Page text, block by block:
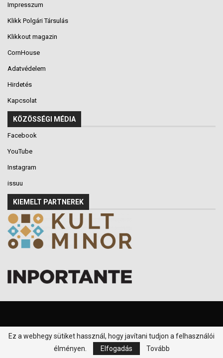
Impresszum
Klikk Polgári Társulás
Klikkout magazin
CornHouse
Adatvédelem
Hirdetés
Kapcsolat
KÖZÖSSÉGI MÉDIA
Facebook
YouTube
Instagram
issuu
KIEMELT PARTNEREK
© 2016-2026 - Klikk P.T. - Minden jog fenntartva.
Ez a webhegy sütiket hassznál, hogy javítani tudjon a felhasználói
élményen.
Elfogadás Tovább